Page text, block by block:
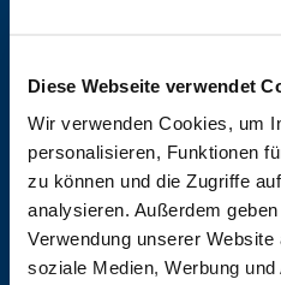
Diese Webseite verwendet
Wir verwenden Cookies, um
personalisieren, Funktionen
zu können und die Zugriffe
analysieren. Außerdem
Verwendung unserer
soziale Medien, Werbung
Aleixo
Soares,
Natanael